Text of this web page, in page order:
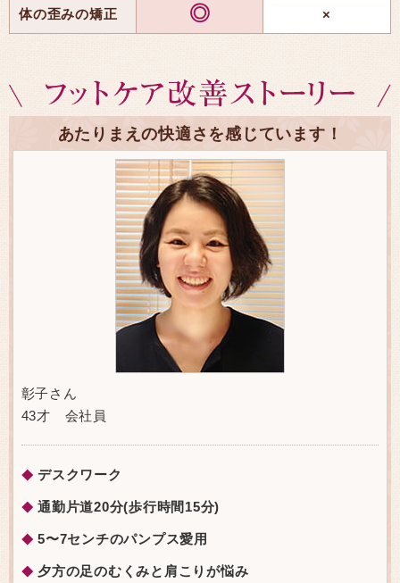
体の歪みの矯正 ◎ ×
あたりまえの快適さを感じています！
彰子さん
43才 会社員
◆ デスクワーク
◆ 通勤片道20分(歩行時間15分)
◆ 5〜7センチのパンプス愛用
◆ 夕方の足のむくみと肩こりが悩み